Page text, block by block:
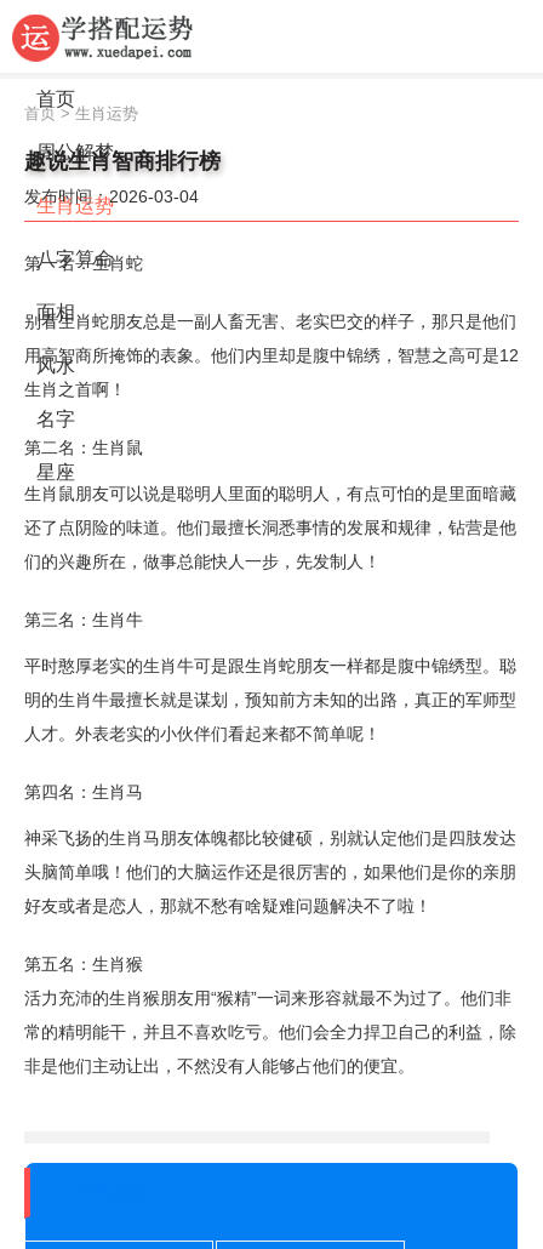
首页
周公解梦
生肖运势
八字算命
面相
风水
名字
星座
首页>生肖运势
趣说生肖智商排行榜
发布时间：2026-03-04
第一名：生肖蛇
别看生肖蛇朋友总是一副人畜无害、老实巴交的样子，那只是他们
用高智商所掩饰的表象。他们内里却是腹中锦绣，智慧之高可是12
生肖之首啊！
第二名：生肖鼠
生肖鼠朋友可以说是聪明人里面的聪明人，有点可怕的是里面暗藏
还了点阴险的味道。他们最擅长洞悉事情的发展和规律，钻营是他
们的兴趣所在，做事总能快人一步，先发制人！
第三名：生肖牛
平时憨厚老实的生肖牛可是跟生肖蛇朋友一样都是腹中锦绣型。聪
明的生肖牛最擅长就是谋划，预知前方未知的出路，真正的军师型
人才。外表老实的小伙伴们看起来都不简单呢！
第四名：生肖马
神采飞扬的生肖马朋友体魄都比较健硕，别就认定他们是四肢发达
头脑简单哦！他们的大脑运作还是很厉害的，如果他们是你的亲朋
好友或者是恋人，那就不愁有啥疑难问题解决不了啦！
第五名：生肖猴
活力充沛的生肖猴朋友用“猴精”一词来形容就最不为过了。他们非
常的精明能干，并且不喜欢吃亏。他们会全力捍卫自己的利益，除
非是他们主动让出，不然没有人能够占他们的便宜。